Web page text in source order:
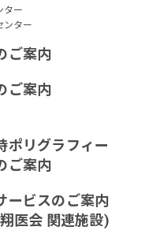
ター
ンター
ご案内
ご案内
ポリグラフィー
ご案内
ービスのご案内
医会 関連施設)